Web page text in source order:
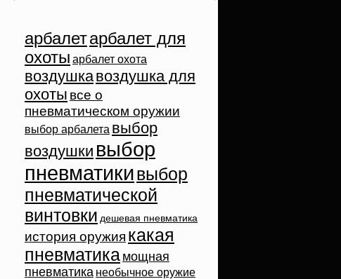
арбалетарбалет для
охоты арбалет охота
воздушкавоздушка для
охоты все о
пневматическом оружии
выбор арбалета выбор
воздушки выбор
пневматикивыбор
пневматической
винтовки дешевая пневматика
история оружия какая
пневматика мощная
пневматика необычное оружие